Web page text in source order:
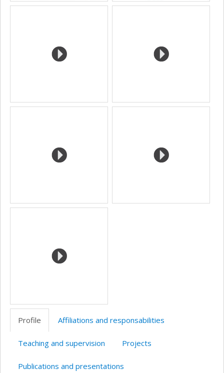
Profile Affiliations and responsabilities
Teaching and supervision Projects
Publications and presentations